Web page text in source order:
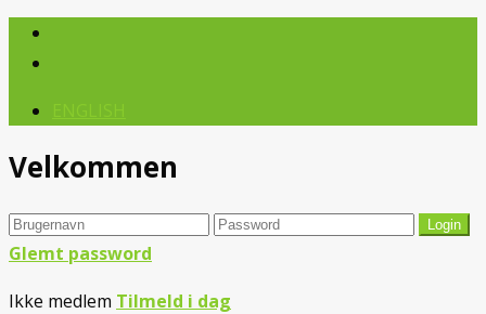
Velkommen
Glemt password
Ikke medlem Tilmeld i dag